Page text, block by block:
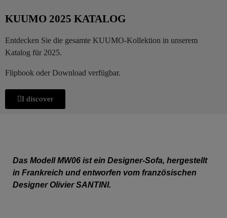
KUUMO 2025 KATALOG
Entdecken Sie die gesamte KUUMO-Kollektion in unserem
Katalog für 2025.
Flipbook oder Download verfügbar.
I discover
Das Modell MW06 ist ein Designer-Sofa, hergestellt
in Frankreich und entworfen vom französischen
Designer Olivier SANTINI.